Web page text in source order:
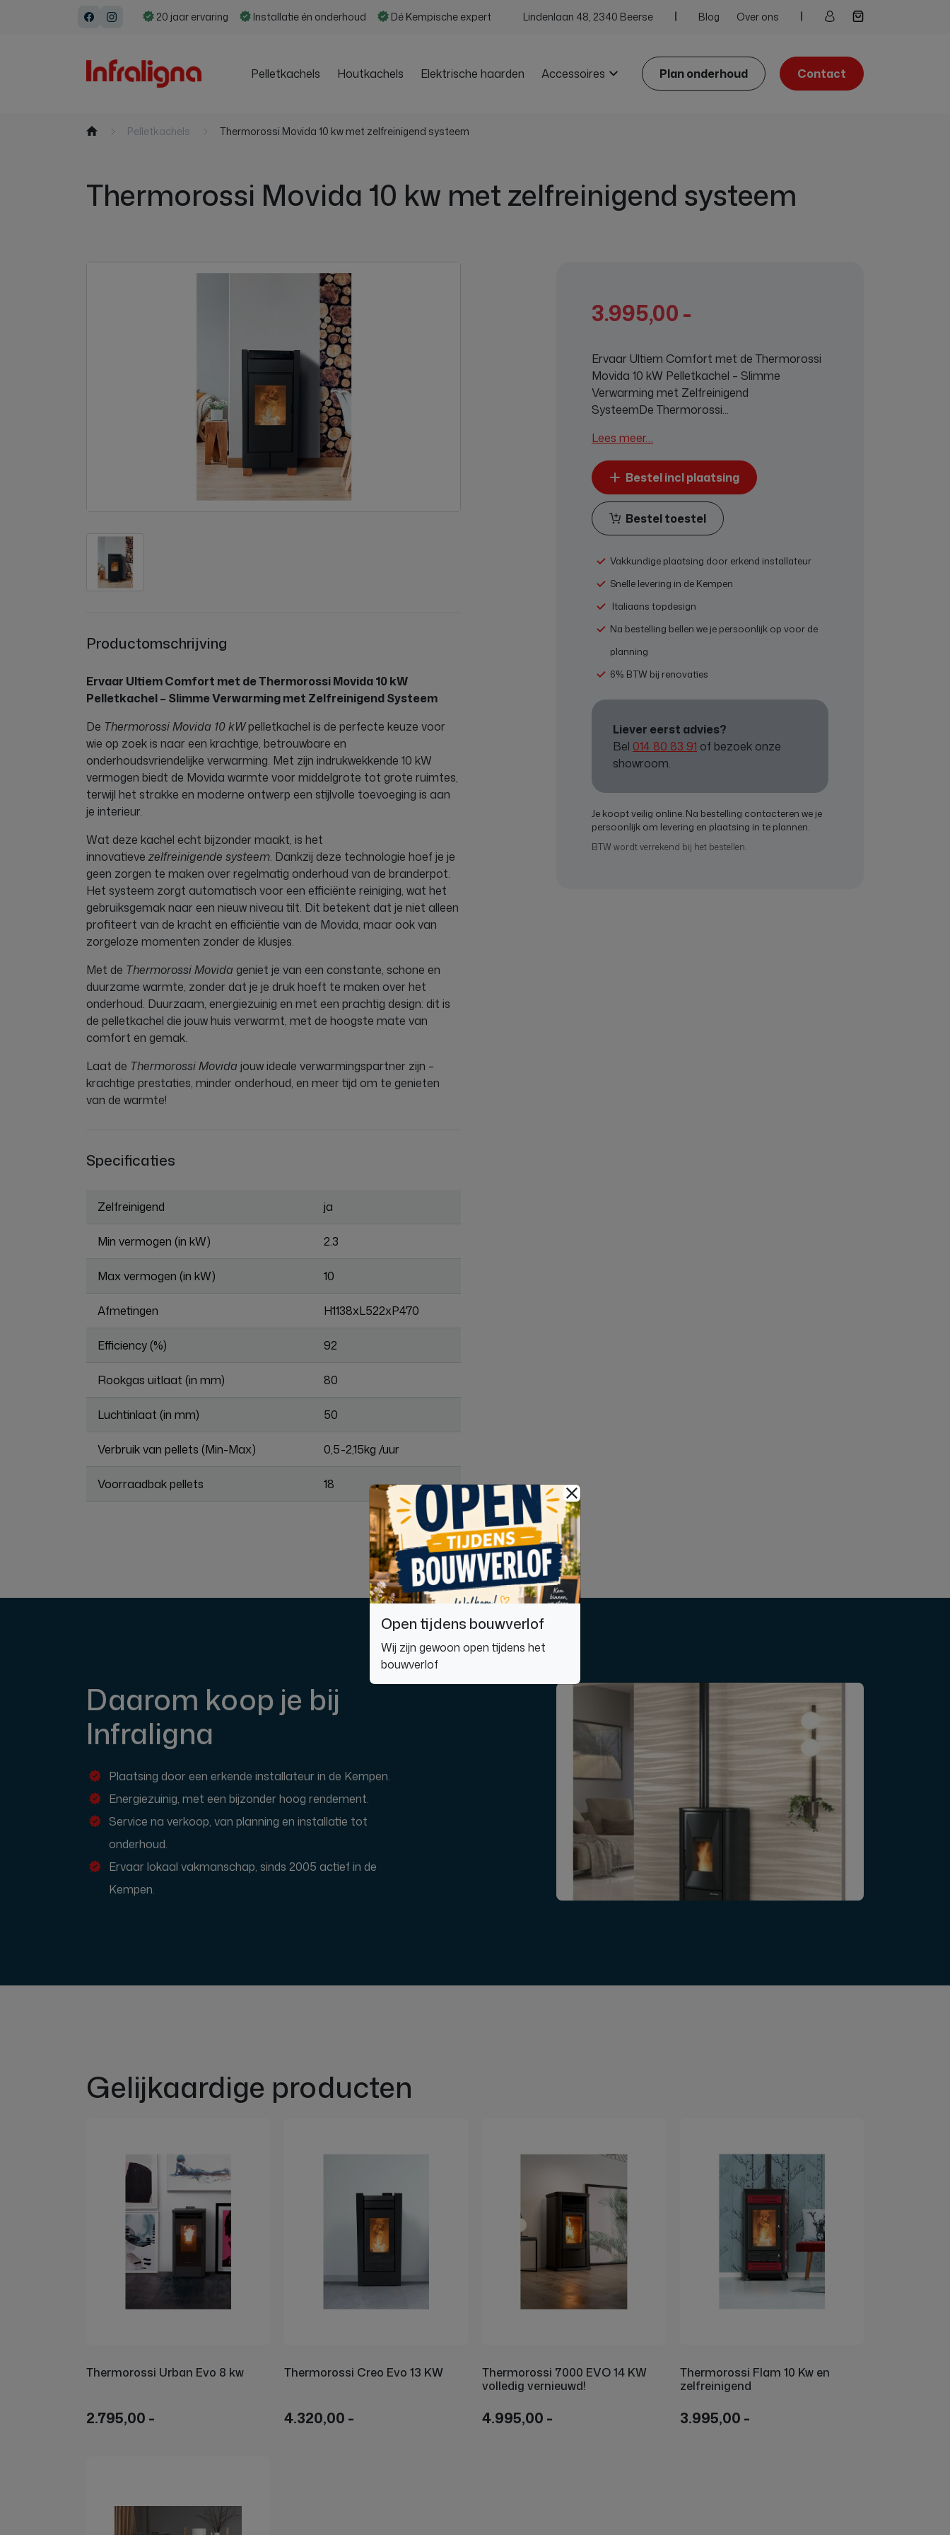
Pelletkachels Houtkachels Elektrische haarden Accessoires Plan onderhoud Contact
FacebookInstagram
20 jaar ervaring Installatie én onderhoud Dé Kempische expert Lindenlaan 48, 2340 Beerse Blog Over ons
Pelletkachels Thermorossi Movida 10 kw met zelfreinigend systeem
Thermorossi Movida 10 kw met zelfreinigend systeem
3.995,00 -
Ervaar Ultiem Comfort met de Thermorossi
Movida 10 kW Pelletkachel – Slimme
Verwarming met Zelfreinigend
SysteemDe Thermorossi...
Lees meer…
Bestel incl plaatsing
Bestel toestel
Vakkundige plaatsing door erkend installateur
Snelle levering in de Kempen
Italiaans topdesign
Na bestelling bellen we je persoonlijk op voor de
planning
6% BTW bij renovaties
Liever eerst advies?
Bel 014 80 83 91 of bezoek onze
showroom.
Je koopt veilig online. Na bestelling contacteren we je
persoonlijk om levering en plaatsing in te plannen.
BTW wordt verrekend bij het bestellen.
Productomschrijving
Ervaar Ultiem Comfort met de Thermorossi Movida 10 kW
Pelletkachel – Slimme Verwarming met Zelfreinigend Systeem
De Thermorossi Movida 10 kWpelletkachel is de perfecte keuze voor
wie op zoek is naar een krachtige, betrouwbare en
onderhoudsvriendelijke verwarming. Met zijn indrukwekkende 10 kW
vermogen biedt de Movida warmte voor middelgrote tot grote ruimtes,
terwijl het strakke en moderne ontwerp een stijlvolle toevoeging is aan
je interieur.
Wat deze kachel echt bijzonder maakt, is het
innovatievezelfreinigende systeem. Dankzij deze technologie hoef je je
geen zorgen te maken over regelmatig onderhoud van de branderpot.
Het systeem zorgt automatisch voor een efficiënte reiniging, wat het
gebruiksgemak naar een nieuw niveau tilt. Dit betekent dat je niet alleen
profiteert van de kracht en efficiëntie van de Movida, maar ook van
zorgeloze momenten zonder de klusjes.
Met de Thermorossi Movidageniet je van een constante, schone en
duurzame warmte, zonder dat je je druk hoeft te maken over het
onderhoud. Duurzaam, energiezuinig en met een prachtig design: dit is
de pelletkachel die jouw huis verwarmt, met de hoogste mate van
comfort en gemak.
Laat de Thermorossi Movidajouw ideale verwarmingspartner zijn –
krachtige prestaties, minder onderhoud, en meer tijd om te genieten
van de warmte!
Specificaties
Zelfreinigend ja
Min vermogen (in kW) 2.3
Max vermogen (in kW) 10
Afmetingen H1138xL522xP470
Efficiency (%) 92
Rookgas uitlaat (in mm) 80
Luchtinlaat (in mm) 50
Verbruik van pellets (Min-Max) 0,5-2,15kg /uur
Voorraadbak pellets 18
Daarom koop je bij
Infraligna
Plaatsing door een erkende installateur in de Kempen.
Energiezuinig, met een bijzonder hoog rendement.
Service na verkoop, van planning en installatie tot
onderhoud.
Ervaar lokaal vakmanschap, sinds 2005 actief in de
Kempen.
Gelijkaardige producten
Thermorossi Urban Evo 8 kw
2.795,00 -
Thermorossi Creo Evo 13 KW
4.320,00 -
Thermorossi 7000 EVO 14 KW
volledig vernieuwd!
4.995,00 -
Thermorossi Flam 10 Kw en
zelfreinigend
3.995,00 -
Open tijdens bouwverlof
Wij zijn gewoon open tijdens het
bouwverlof